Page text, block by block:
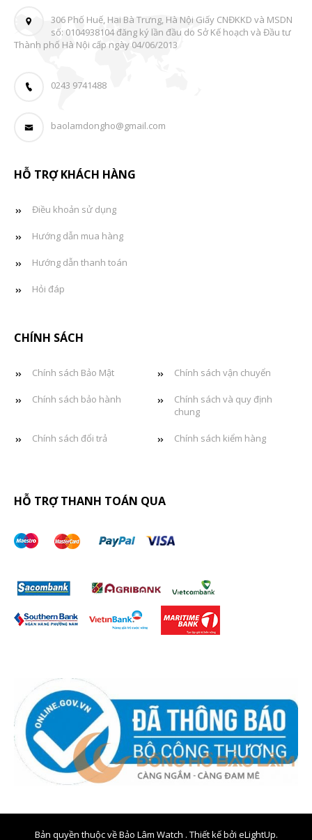
306 Phố Huế, Hai Bà Trưng, Hà Nội Giấy CNĐKKD và MSDN
số: 0104938104 đăng ký lần đầu do Sở Kế hoạch và Đầu tư
Thành phố Hà Nội cấp ngày 04/06/2013
0243 9741488
baolamdongho@gmail.com
HỖ TRỢ KHÁCH HÀNG
Điều khoản sử dụng
Hướng dẫn mua hàng
Hướng dẫn thanh toán
Hỏi đáp
CHÍNH SÁCH
Chính sách Bảo Mật Chính sách vận chuyển
Chính sách bảo hành
Chính sách và quy định
chung
Chính sách đổi trả Chính sách kiểm hàng
HỖ TRỢ THANH TOÁN QUA
Bản quyền thuộc về Bảo Lâm Watch . Thiết kế bởi eLightUp.